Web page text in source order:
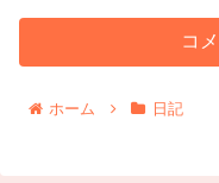
コ
ホーム 日記